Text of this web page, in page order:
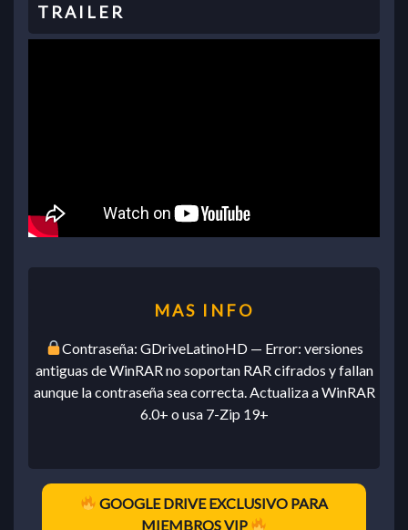
Contraseña: GDriveLatinoHD — Error: versiones
antiguas de WinRAR no soportan RAR cifrados y fallan
aunque la contraseña sea correcta. Actualiza a WinRAR
6.0+ o usa 7-Zip 19+
GOOGLE DRIVE EXCLUSIVO PARA
MIEMBROS VIP